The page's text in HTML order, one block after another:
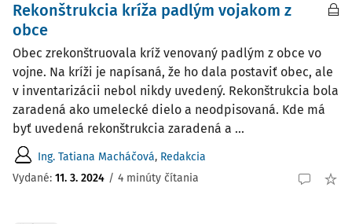
Rekonštrukcia kríža padlým vojakom z
obce
Obec zrekonštruovala kríž venovaný padlým z obce vo
vojne. Na kríži je napísaná, že ho dala postaviť obec, ale
v inventarizácii nebol nikdy uvedený. Rekonštrukcia bola
zaradená ako umelecké dielo a neodpisovaná. Kde má
byť uvedená rekonštrukcia zaradená a ...
Ing. Tatiana Macháčová, Redakcia
Vydané: 11. 3. 2024 / 4 minúty čítania